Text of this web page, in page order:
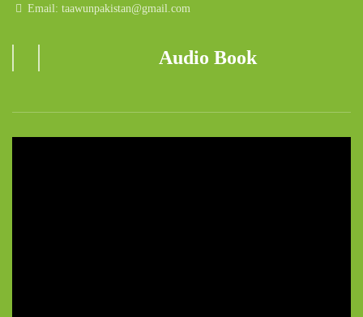
Email: taawunpakistan@gmail.com
Audio Book